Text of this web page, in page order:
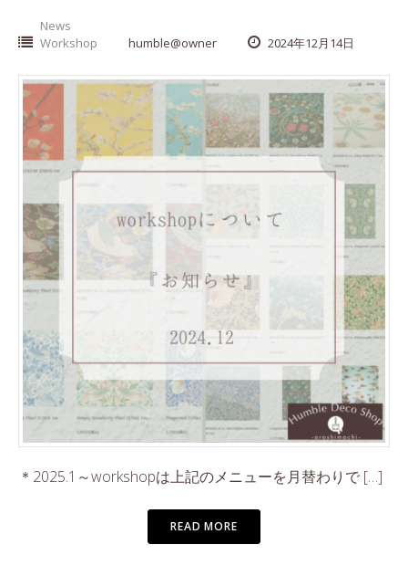
News
Workshop
humble@owner 2024年12月14日
＊2025.1～workshopは上記のメニューを月替わりで […]
READ MORE